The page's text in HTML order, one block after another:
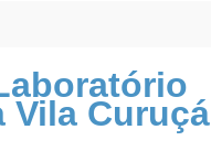
Vila Curuçá